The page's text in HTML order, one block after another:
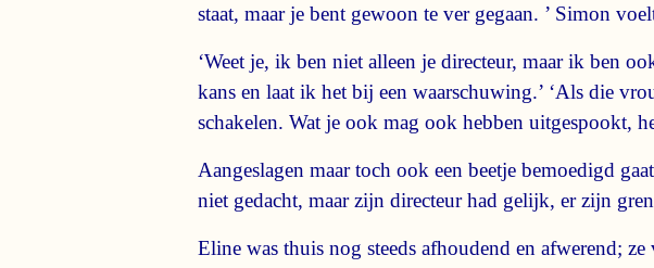
staat, maar je bent gewoon te ver gegaan. ’ Simon
‘Weet je, ik ben niet alleen je directeur, maar ik ben
kans en laat ik het bij een waarschuwing.’ ‘Als die
schakelen. Wat je ook mag ook hebben uitgespookt,
Aangeslagen maar toch ook een beetje bemoedigd
niet gedacht, maar zijn directeur had gelijk, er zijn
Eline was thuis nog steeds afhoudend en afwerend;